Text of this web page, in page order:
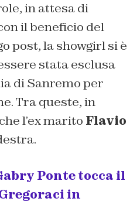
in attesa di
il beneficio del
post, la showgirl si è
stata esclusa
di Sanremo per
Tra queste, in
l’ex marito Flavio
Ponte tocca il
in